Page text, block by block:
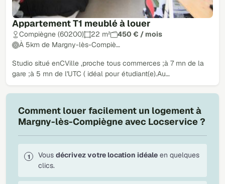
Appartement T1 meublé à louer
Compiègne (60200) 22 m²
450 € / mois
À 5km de Margny-lès-Compiè…
Studio situé enCVille ,proche tous commerces ;à 7 mn de la
gare ;à 5 mn de l'UTC ( idéal pour étudiant(e).Au…
Comment louer facilement un logement à
Margny-lès-Compiègne avec Locservice ?
Vous décrivez votre location idéale en quelques
clics.